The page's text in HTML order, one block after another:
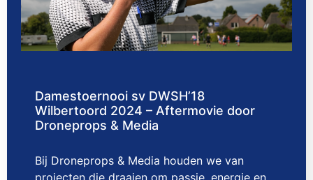
Damestoernooi sv DWSH’18
Wilbertoord 2024 – Aftermovie door
Droneprops & Media
Bij Droneprops & Media houden we van
projecten die draaien om passie, energie en